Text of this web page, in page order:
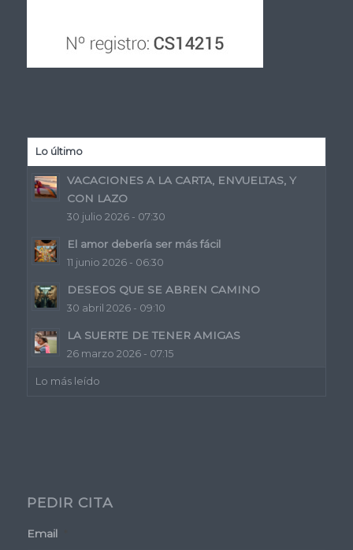
Lo último
VACACIONES A LA CARTA, ENVUELTAS, Y
CON LAZO
30 julio 2026 - 07:30
El amor debería ser más fácil
11 junio 2026 - 06:30
DESEOS QUE SE ABREN CAMINO
30 abril 2026 - 09:10
LA SUERTE DE TENER AMIGAS
26 marzo 2026 - 07:15
Lo más leído
PEDIR CITA
Email